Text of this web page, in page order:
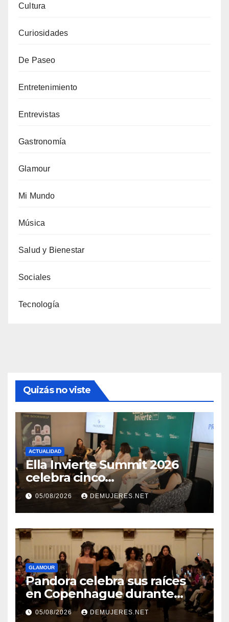
Cultura
Curiosidades
De Paseo
Entretenimiento
Entrevistas
Gastronomía
Glamour
Mi Mundo
Música
Salud y Bienestar
Sociales
Tecnología
Quizás no viste
ACTUALIDAD
Ella Invierte Summit 2026
celebra cinco
añosimpulsando a las
mujeres a construir su
independencia financiera
05/08/2026 DEMUJERES.NET
GLAMOUR
Pandora celebra sus raíces
en Copenhague durante
Copenhagen Fashion Week a
05/08/2026 DEMUJERES.NET